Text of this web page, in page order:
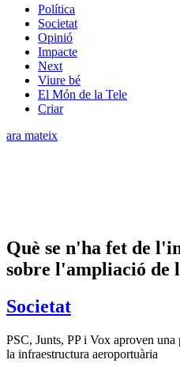
Política
Societat
Opinió
Impacte
Next
Viure bé
El Món de la Tele
Criar
ara mateix
Què se n'ha fet de
sobre l'ampliació de
Societat
PSC, Junts, PP i Vox aproven
la infraestructura aeroportuària